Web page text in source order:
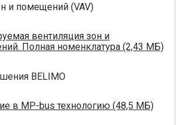
и помещений (VAV)
вентиляция зон и
Полная номенклатура (2,43 МБ)
BELIMO
в MP-bus технологию (48,5 МБ)